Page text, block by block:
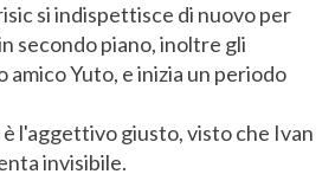
si indispettisce di nuovo per
secondo piano, inoltre gli
amico Yuto, e inizia un periodo
l'aggettivo giusto, visto che Ivan
invisibile.